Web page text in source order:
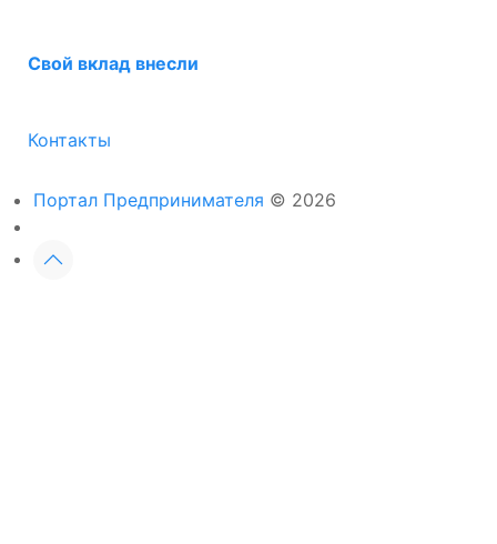
Свой вклад внесли
Контакты
Портал Предпринимателя © 2026